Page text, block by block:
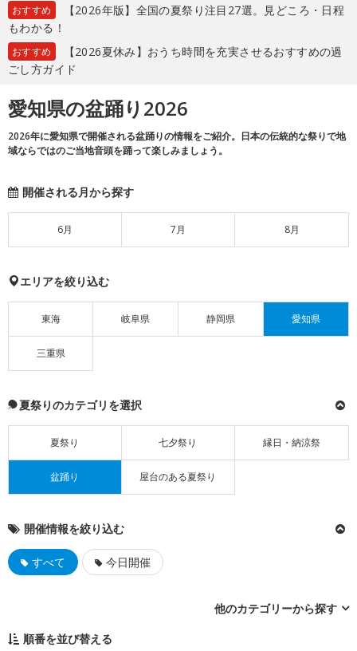
おすすめ
【2026年版】全国の夏祭り注目27選。見どころ・日程
もわかる！
おすすめ
【2026夏休み】おうち時間を充実させるおすすめの過
ごし方ガイド
愛知県の盆踊り2026
2026年に愛知県で開催される盆踊りの情報をご紹介。日本の伝統的な祭りで地
域ならではのご当地音頭を踊って楽しみましょう。
開催される月から探す
6月 7月 8月
エリアを絞り込む
東海 岐阜県 静岡県 愛知県
三重県
夏祭りのカテゴリを選択
夏祭り 七夕祭り 縁日・納涼祭
盆踊り 屋台のある夏祭り
開催情報を絞り込む
すべて 今日開催
他のカテゴリーから探す
順番を並び替える